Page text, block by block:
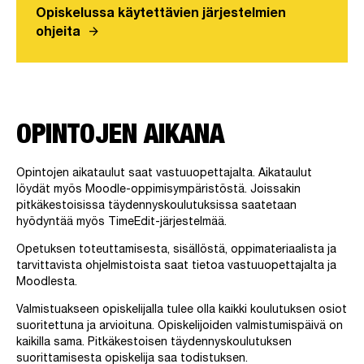
Opiskelussa käytettävien järjestelmien
ohjeita
arrow_forward
OPINTOJEN AIKANA
Opintojen aikataulut saat vastuuopettajalta. Aikataulut
löydät myös Moodle-oppimisympäristöstä. Joissakin
pitkäkestoisissa täydennyskoulutuksissa saatetaan
hyödyntää myös TimeEdit-järjestelmää.
Opetuksen toteuttamisesta, sisällöstä, oppimateriaalista ja
tarvittavista ohjelmistoista saat tietoa vastuuopettajalta ja
Moodlesta.
Valmistuakseen opiskelijalla tulee olla kaikki koulutuksen osiot
suoritettuna ja arvioituna. Opiskelijoiden valmistumispäivä on
kaikilla sama. Pitkäkestoisen täydennyskoulutuksen
suorittamisesta opiskelija saa todistuksen.